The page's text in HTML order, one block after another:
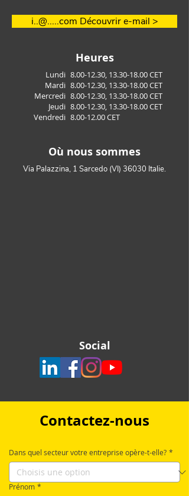
i..@.....com Découvrir e-mail >
Heures
Lundi
Mardi
Mercredi
Jeudi
Vendredi
8.00-12.30, 13.30-18.00CET
8.00-12.30, 13.30-18.00CET
8.00-12.30, 13.30-18.00CET
8.00-12.30, 13.30-18.00CET
8.00-12.00CET
Où nous sommes
Via Palazzina, 1 Sarcedo (VI) 36030 Italie.
Social
Contactez-nous
Dans quel secteur votre entreprise opère-t-elle? *
Prénom *